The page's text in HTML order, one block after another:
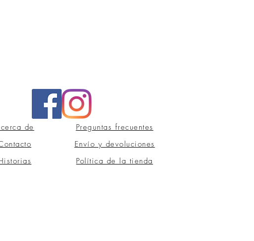
de
Preguntas frecuentes
Envío y devoluciones
Política de la tienda